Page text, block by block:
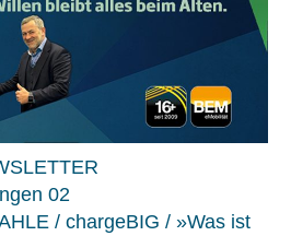
02
/ chargeBIG / »Was ist